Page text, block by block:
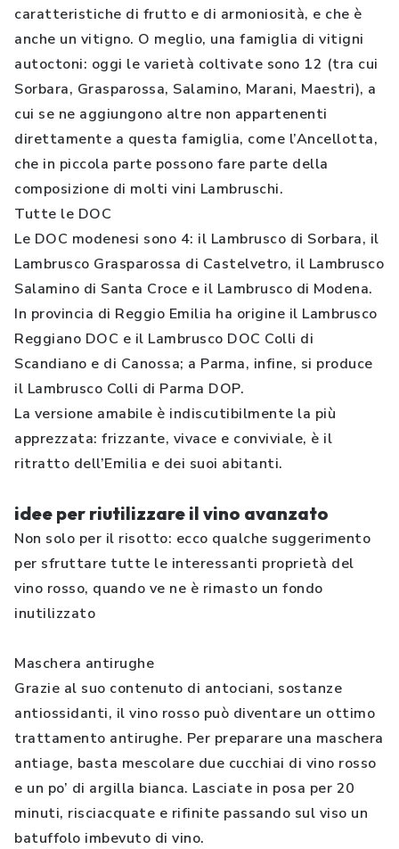
caratteristiche di frutto e di armoniosità, e che è
anche un vitigno. O meglio, una famiglia di vitigni
autoctoni: oggi le varietà coltivate sono 12 (tra cui
Sorbara, Grasparossa, Salamino, Marani, Maestri), a
cui se ne aggiungono altre non appartenenti
direttamente a questa famiglia, come l’Ancellotta,
che in piccola parte possono fare parte della
composizione di molti vini Lambruschi.
Tutte le DOC
Le DOC modenesi sono 4: il Lambrusco di Sorbara, il
Lambrusco Grasparossa di Castelvetro, il Lambrusco
Salamino di Santa Croce e il Lambrusco di Modena.
In provincia di Reggio Emilia ha origine il Lambrusco
Reggiano DOC e il Lambrusco DOC Colli di
Scandiano e di Canossa; a Parma, infine, si produce
il Lambrusco Colli di Parma DOP.
La versione amabile è indiscutibilmente la più
apprezzata: frizzante, vivace e conviviale, è il
ritratto dell’Emilia e dei suoi abitanti.
idee per riutilizzare il vino avanzato
Non solo per il risotto: ecco qualche suggerimento
per sfruttare tutte le interessanti proprietà del
vino rosso, quando ve ne è rimasto un fondo
inutilizzato
Maschera antirughe
Grazie al suo contenuto di antociani, sostanze
antiossidanti, il vino rosso può diventare un ottimo
trattamento antirughe. Per preparare una maschera
antiage, basta mescolare due cucchiai di vino rosso
e un po’ di argilla bianca. Lasciate in posa per 20
minuti, risciacquate e rifinite passando sul viso un
batuffolo imbevuto di vino.